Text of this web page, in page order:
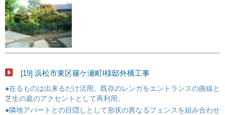
[19] 浜松市東区篠ケ瀬町I様邸外構工事
●在るものは出来るだけ活用。既存のレンガをエントランスの曲線と
芝生の庭のアクセントとして再利用。
●隣地アパートとの目隠しとして形状の異なるフェンスを組み合わせ